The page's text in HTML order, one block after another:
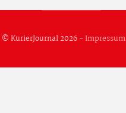
© KurierJournal 2026 -Impressum